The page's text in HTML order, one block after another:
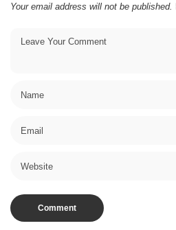
Your email address will not be published.